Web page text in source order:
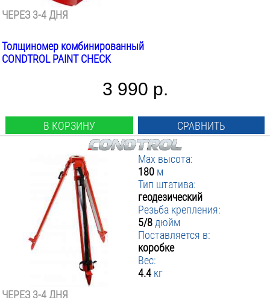
ЧЕРЕЗ 3-4 ДНЯ
Толщиномер комбинированный
CONDTROL PAINT CHECK
3 990 р.
В КОРЗИНУ СРАВНИТЬ
Max высота:
180 м
Тип штатива:
геодезический
Резьба крепления:
5/8 дюйм
Поставляется в:
коробке
Вес:
4.4 кг
ЧЕРЕЗ 3-4 ДНЯ